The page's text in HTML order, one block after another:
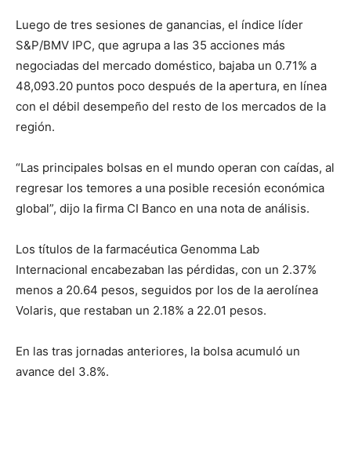
Luego de tres sesiones de ganancias, el índice líder
S&P/BMV IPC, que agrupa a las 35 acciones más
negociadas del mercado doméstico, bajaba un 0.71% a
48,093.20 puntos poco después de la apertura, en línea
con el débil desempeño del resto de los mercados de la
región.
“Las principales bolsas en el mundo operan con caídas, al
regresar los temores a una posible recesión económica
global”, dijo la firma CI Banco en una nota de análisis.
Los títulos de la farmacéutica Genomma Lab
Internacional encabezaban las pérdidas, con un 2.37%
menos a 20.64 pesos, seguidos por los de la aerolínea
Volaris, que restaban un 2.18% a 22.01 pesos.
En las tras jornadas anteriores, la bolsa acumuló un
avance del 3.8%.